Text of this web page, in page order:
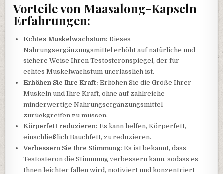
Vorteile von Maasalong-Kapseln
Erfahrungen:
Echtes Muskelwachstum: Dieses
Nahrungsergänzungsmittel erhöht auf natürliche und
sichere Weise Ihren Testosteronspiegel, der für
echtes Muskelwachstum unerlässlich ist.
Erhöhen Sie Ihre Kraft: Erhöhen Sie die Größe Ihrer
Muskeln und Ihre Kraft, ohne auf zahlreiche
minderwertige Nahrungsergänzungsmittel
zurückgreifen zu müssen.
Körperfett reduzieren: Es kann helfen, Körperfett,
einschließlich Bauchfett, zu reduzieren.
Verbessern Sie Ihre Stimmung: Es ist bekannt, dass
Testosteron die Stimmung verbessern kann, sodass es
Ihnen leichter fallen wird, motiviert und konzentriert